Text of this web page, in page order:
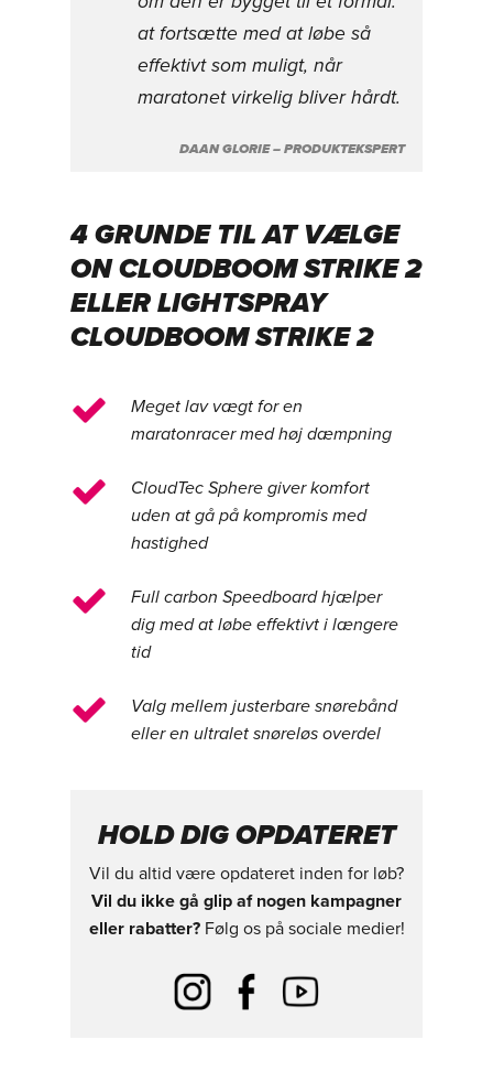
at fortsætte med at løbe så
effektivt som muligt, når
maratonet virkelig bliver hårdt.
DAAN GLORIE – PRODUKTEKSPERT
4 GRUNDE TIL AT VÆLGE
ON CLOUDBOOM STRIKE 2
ELLER LIGHTSPRAY
CLOUDBOOM STRIKE 2
Meget lav vægt for en
maratonracer med høj dæmpning
CloudTec Sphere giver komfort
uden at gå på kompromis med
hastighed
Full carbon Speedboard hjælper
dig med at løbe effektivt i længere
tid
Valg mellem justerbare snørebånd
eller en ultralet snøreløs overdel
HOLD DIG OPDATERET
Vil du altid være opdateret inden for løb?
Vil du ikke gå glip af nogen kampagner
eller rabatter?Følg os på sociale medier!